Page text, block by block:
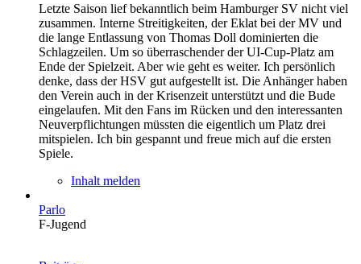
Letzte Saison lief bekanntlich beim Hamburger SV nicht viel
zusammen. Interne Streitigkeiten, der Eklat bei der MV und
die lange Entlassung von Thomas Doll dominierten die
Schlagzeilen. Um so überraschender der UI-Cup-Platz am
Ende der Spielzeit. Aber wie geht es weiter. Ich persönlich
denke, dass der HSV gut aufgestellt ist. Die Anhänger haben
den Verein auch in der Krisenzeit unterstützt und die Bude
eingelaufen. Mit den Fans im Rücken und den interessanten
Neuverpflichtungen müssten die eigentlich um Platz drei
mitspielen. Ich bin gespannt und freue mich auf die ersten
Spiele.
Inhalt melden
Parlo
F-Jugend